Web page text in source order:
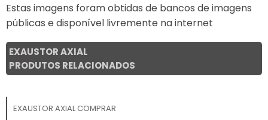
Estas imagens foram obtidas de bancos de imagens
públicas e disponível livremente na internet
EXAUSTOR AXIAL
PRODUTOS RELACIONADOS
EXAUSTOR AXIAL COMPRAR